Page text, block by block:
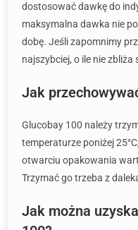
dostosować dawkę do
maksymalna dawka nie
dobę. Jeśli zapomnimy
najszybciej, o ile nie zbliża
Jak
Glucobay 100 należy
temperaturze poniżej
otwarciu opakowania
Trzymać go trzeba z
Jak można